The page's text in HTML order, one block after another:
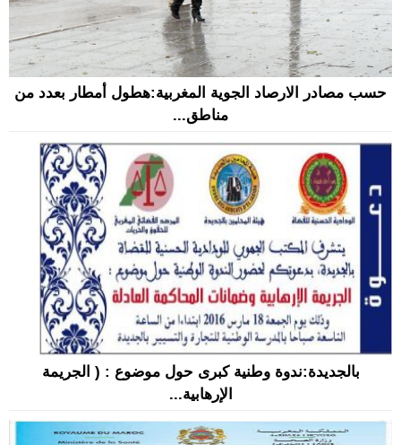
حسب مصادر الارصاد الجوية المغربية:هطول أمطار بعدد من
مناطق...
بالجديدة:ندوة وطنية كبرى حول موضوع : ( الجريمة
الإرهابية...